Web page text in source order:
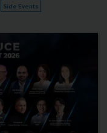
Side Events